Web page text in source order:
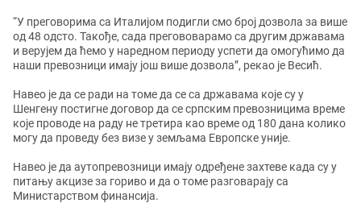
“У преговорима са Италијом подигли смо број дозвола за више
од 48 одсто. Такође, сада прегововарамо са другим државама
и верујем да ћемо у наредном периоду успети да омогућимо да
наши превозници имају још више дозвола”, рекао је Весић.
Навео је да се ради на томе да се са државама које су у
Шенгену постигне договор да се српским превозницима време
које проводе на раду не третира као време од 180 дана колико
могу да проведу без визе у земљама Европске уније.
Навео је да аутопревозници имају одређене захтеве када су у
питању акцизе за гориво и да о томе разговарају са
Министарством финансија.